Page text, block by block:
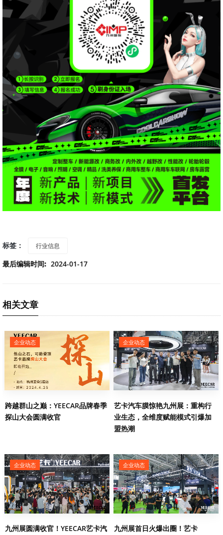
标签： 行业信息
最后编辑时间: 2024-01-17
相关文章
企业动态
跨越群山之巅：YEECAR品牌春季
探山大会圆满收官
企业动态
艺卡汽车膜惊艳九州展：重构行
业生态，全维度赋能模式引爆加
盟热潮
企业动态
九州展圆满收官！YEECAR艺卡汽
企业动态
九州展首日火爆出圈！艺卡
立即咨询